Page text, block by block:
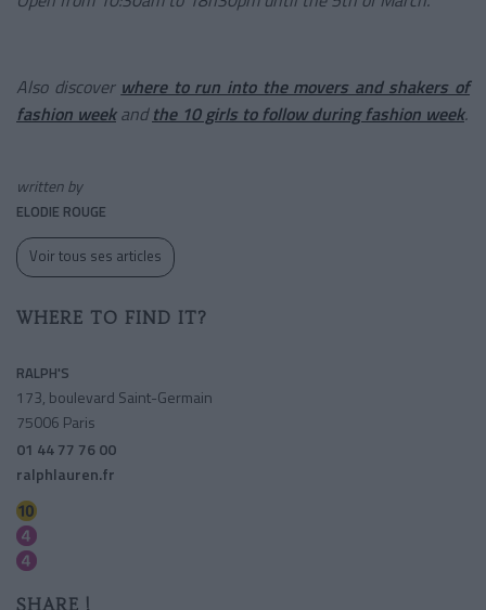
Also discover where to run into the movers and shakers of
fashion weekandthe 10 girls to follow during fashion week.
written by
ELODIE ROUGE
Voir tous ses articles
WHERE TO FIND IT?
RALPH'S
173, boulevard Saint-Germain
75006 Paris
01 44 77 76 00
ralphlauren.fr
SHARE !